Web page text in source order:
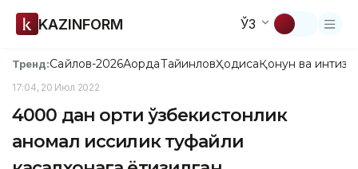
KAZINFORM ЎЗ
Тренд:Сайлов-2026АқордаТайинловҲодисаҚонун ва
17:04, 20 Июл 2022
4000 дан ортиқ ўзбекистонлик
аномал иссиқлик туфайли